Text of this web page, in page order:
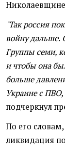
"Так россия
войну дальше.
Группы семи,
и чтобы она
больше
Украине с ПВО,
подчеркнул
По его
ликвидация